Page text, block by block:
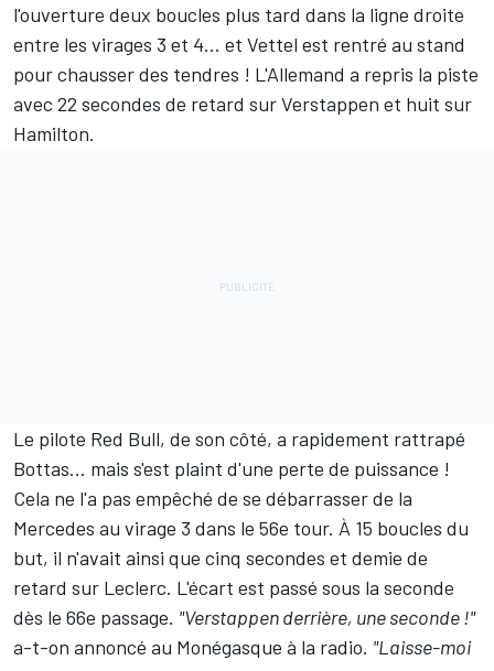
l'ouverture deux boucles plus tard dans la ligne droite
entre les virages 3 et 4... et Vettel est rentré au stand
pour chausser des tendres ! L'Allemand a repris la piste
avec 22 secondes de retard sur Verstappen et huit sur
Hamilton.
Le pilote Red Bull, de son côté, a rapidement rattrapé
Bottas... mais s'est plaint d'une perte de puissance !
Cela ne l'a pas empêché de se débarrasser de la
Mercedes au virage 3 dans le 56e tour. À 15 boucles du
but, il n'avait ainsi que cinq secondes et demie de
retard sur Leclerc. L'écart est passé sous la seconde
dès le 66e passage. "Verstappen derrière, une seconde !"
a-t-on annoncé au Monégasque à la radio. "Laisse-moi